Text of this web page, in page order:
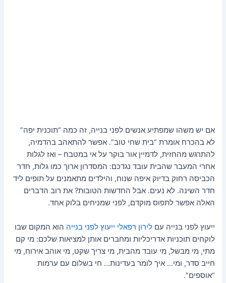
אם יש משהו שמפתיע אנשים לפני בנייה, זה כמה “תוכנית יפה”
לא בהכרח אומרת “בית שחי טוב”. אפשר להתאהב בהדמיה,
להתרגש מהחזית, לדמיין אור בוקר על אי במטבח – ואז לגלות
אחרי המעבר שהבית עובד נגדכם: המסדרון ארוך כמו גלות, חדר
הכביסה רחוק בדיוק איפה שנוח, והילדים מתאמנים על תופים ליד
חדר השינה. לא נעים. אבל החדשות הטובות? את רוב הדברים
האלה אפשר לתפוס מוקדם, לפני שמניחים בלוק אחד.
ייעוץ לפני בנייה עםלירון רפאלי ייעוץ לפני בנייה הוא המקום שבו
לוקחים תוכניות אדריכליות ומחברים אותן למציאות שלכם: מי קם
מתי, מי מבשל, מי עובד מהבית, מי צריך שקט, מי אוהב אירוח, מי
חייב סדר, ומי… איך לומר בעדינות… חי בשלום עם ערמות
“אוספים”.